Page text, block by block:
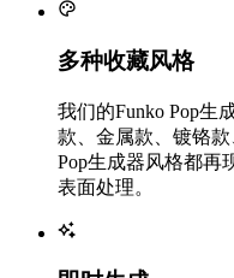
多种收藏风格
我们的Funko Pop生
款、金属款、镀铬
Pop生成器风格都再
表面处理。